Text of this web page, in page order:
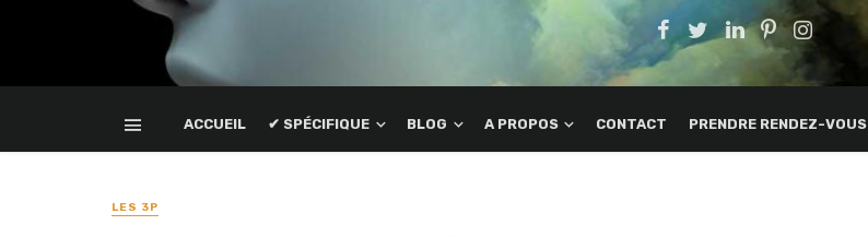
ACCUEIL ✔ SPÉCIFIQUE BLOG A PROPOS CONTACT PRENDRE RENDEZ-VOUS
LES 3P